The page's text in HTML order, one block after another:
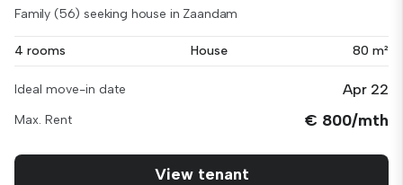
Family (56) seeking house in Zaandam
4 rooms House 80 m²
Ideal move-in date Apr 22
Max. Rent € 800/mth
View tenant